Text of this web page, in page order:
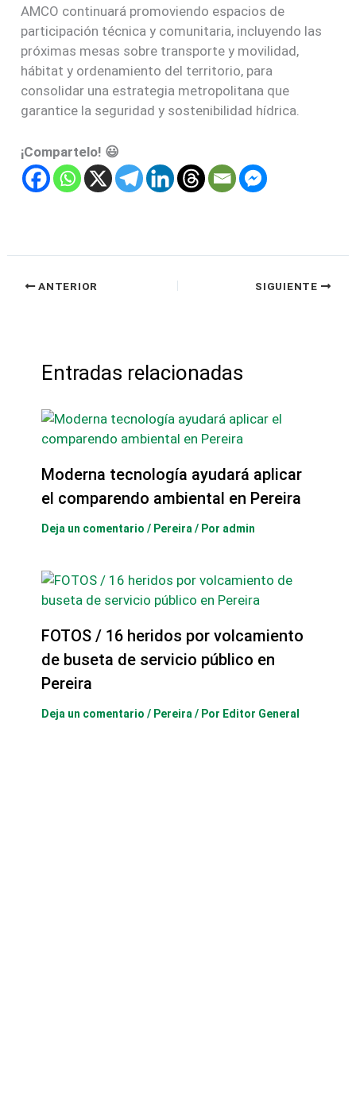
AMCO continuará promoviendo espacios de
participación técnica y comunitaria, incluyendo las
próximas mesas sobre transporte y movilidad,
hábitat y ordenamiento del territorio, para
consolidar una estrategia metropolitana que
garantice la seguridad y sostenibilidad hídrica.
¡Compartelo! 😃
ANTERIOR SIGUIENTE
Entradas relacionadas
Moderna tecnología ayudará aplicar
el comparendo ambiental en Pereira
Deja un comentario / Pereira / Por admin
FOTOS / 16 heridos por volcamiento
de buseta de servicio público en
Pereira
Deja un comentario / Pereira / Por Editor General